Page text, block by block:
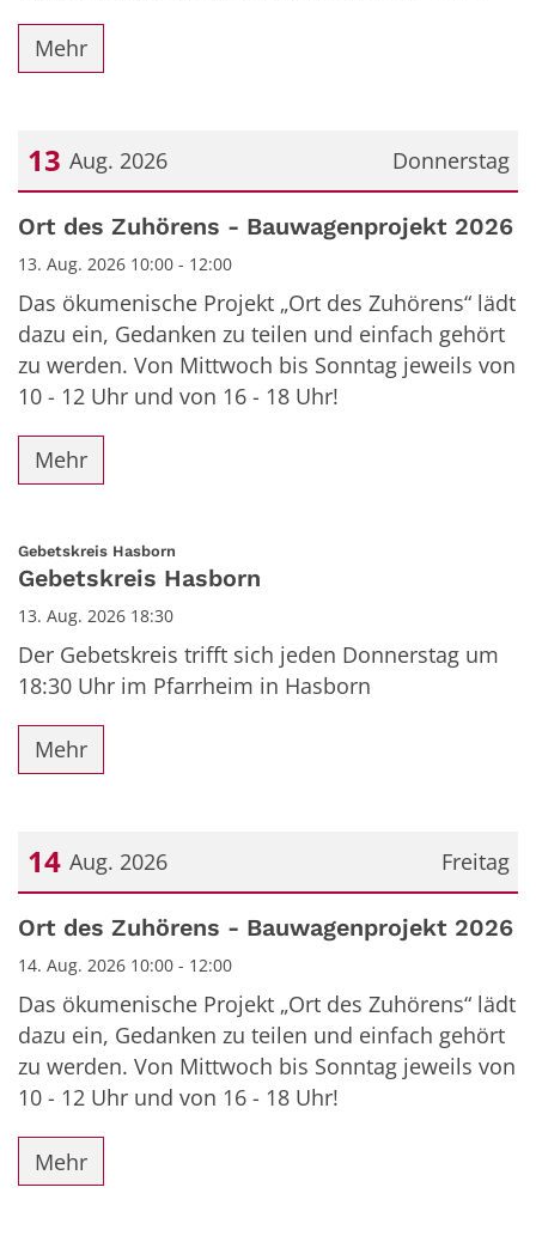
Mehr
Donnerstag
13 Aug. 2026
Datum: 13. August 2026
Ort des Zuhörens - Bauwagenprojekt 2026
13. Aug. 2026 10:00 - 12:00
Das ökumenische Projekt „Ort des Zuhörens“ lädt
dazu ein, Gedanken zu teilen und einfach gehört
zu werden. Von Mittwoch bis Sonntag jeweils von
10 - 12 Uhr und von 16 - 18 Uhr!
Mehr
Gebetskreis Hasborn
Gebetskreis Hasborn
13. Aug. 2026 18:30
Der Gebetskreis trifft sich jeden Donnerstag um
18:30 Uhr im Pfarrheim in Hasborn
Mehr
Freitag
14 Aug. 2026
Datum: 14. August 2026
Ort des Zuhörens - Bauwagenprojekt 2026
14. Aug. 2026 10:00 - 12:00
Das ökumenische Projekt „Ort des Zuhörens“ lädt
dazu ein, Gedanken zu teilen und einfach gehört
zu werden. Von Mittwoch bis Sonntag jeweils von
10 - 12 Uhr und von 16 - 18 Uhr!
Mehr